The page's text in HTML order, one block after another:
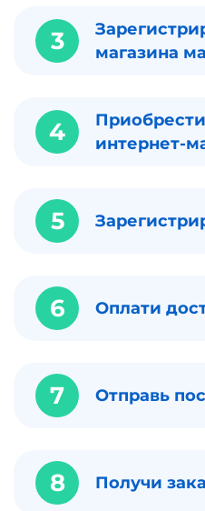
3
магазина
4
интернет-
5
6 Оплати
7 Отправь
8 Получи